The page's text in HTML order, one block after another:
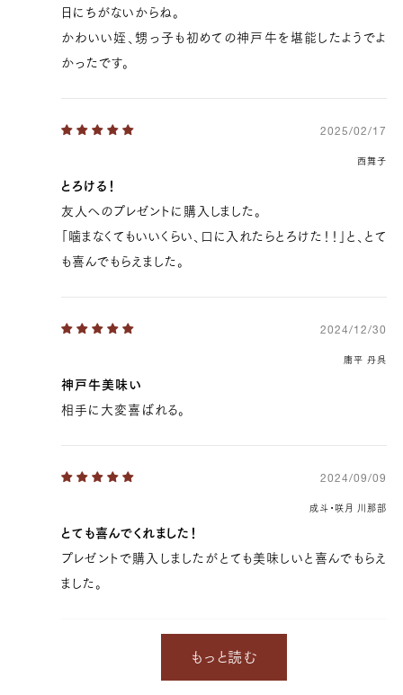
18,144 円
15120.0
99999
17280.0
日にちがないからね。
かわいい姪、甥っ子も初めての神戸牛を堪能したようでよ
かったです。
2025/02/17
西舞子
とろける！
友人へのプレゼントに購入しました。
「噛まなくてもいいくらい、口に入れたらとろけた！！」と、とて
も喜んでもらえました。
2024/12/30
庸平 丹呉
神戸牛美味い
相手に大変喜ばれる。
2024/09/09
成斗・咲月 川那部
とても喜んでくれました！
プレゼントで購入しましたがとても美味しいと喜んでもらえ
ました。
もっと読む